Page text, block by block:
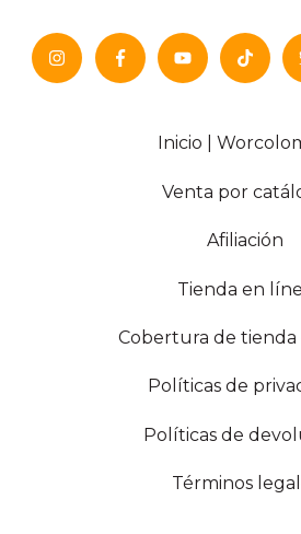
Inicio |
Venta por
Afiliación
Tienda en
Cobertura de tienda
Políticas de
Políticas de
Términos